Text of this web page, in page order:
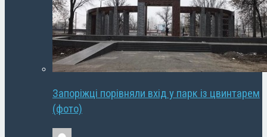
Запоріжці порівняли вхід у парк із цвинтарем
(фото)